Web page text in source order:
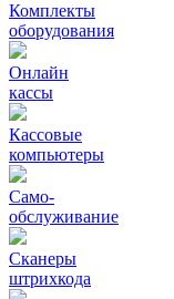
Комплекты
оборудования
Онлайн
кассы
Кассовые
компьютеры
Само-
обслуживание
Сканеры
штрихкода